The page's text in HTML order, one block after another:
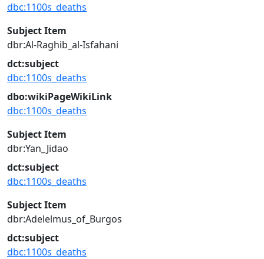
dbc:1100s_deaths
Subject Item
dbr:Al-Raghib_al-Isfahani
dct:subject
dbc:1100s_deaths
dbo:wikiPageWikiLink
dbc:1100s_deaths
Subject Item
dbr:Yan_Jidao
dct:subject
dbc:1100s_deaths
Subject Item
dbr:Adelelmus_of_Burgos
dct:subject
dbc:1100s_deaths